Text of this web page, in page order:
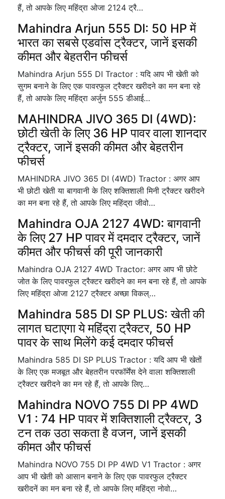
हैं, तो आपके लिए महिंद्रा ओजा 2124 ट्रै…
Mahindra Arjun 555 DI: 50 HP में
भारत का सबसे एडवांस ट्रैक्टर, जानें इसकी
कीमत और बेहतरीन फीचर्स
Mahindra Arjun 555 DI Tractor : यदि आप भी खेती को
सुगम बनाने के लिए एक पावरफुल ट्रैक्टर खरीदने का मन बना रहे
हैं, तो आपके लिए महिंद्रा अर्जुन 555 डीआई…
MAHINDRA JIVO 365 DI (4WD):
छोटी खेती के लिए 36 HP पावर वाला शानदार
ट्रैक्टर, जानें इसकी कीमत और बेहतरीन
फीचर्स
MAHINDRA JIVO 365 DI (4WD) Tractor : अगर आप
भी छोटी खेती या बागवानी के लिए शक्तिशाली मिनी ट्रैक्टर खरीदने
का मन बना रहे हैं, तो आपके लिए महिंद्रा जीवो…
Mahindra OJA 2127 4WD: बागवानी
के लिए 27 HP पावर में दमदार ट्रैक्टर, जानें
कीमत और फीचर्स की पूरी जानकारी
Mahindra OJA 2127 4WD Tractor: अगर आप भी छोटे
जोत के लिए पावरफुल ट्रैक्टर खरीदने का मन बना रहे हैं, तो आपके
लिए महिंद्रा ओजा 2127 ट्रैक्टर अच्छा विकल्…
Mahindra 585 DI SP PLUS: खेती की
लागत घटाएगा ये महिंद्रा ट्रैक्टर, 50 HP
पावर के साथ मिलेंगे कई दमदार फीचर्स
Mahindra 585 DI SP PLUS Tractor : यदि आप भी खेतों
के लिए एक मजबूत और बेहतरीन परफॉर्मेंस देने वाला शक्तिशाली
ट्रैक्टर खरीदने का मन रहे हैं, तो आपके लिए…
Mahindra NOVO 755 DI PP 4WD
V1 : 74 HP पावर में शक्तिशाली ट्रैक्टर, 3
टन तक उठा सकता है वजन, जानें इसकी
कीमत और फीचर्स
Mahindra NOVO 755 DI PP 4WD V1 Tractor : अगर
आप भी खेती को आसान बनाने के लिए एक पावरफुल ट्रैक्टर
खरीदनें का मन बना रहे हैं, तो आपके लिए महिंद्रा नोवो…